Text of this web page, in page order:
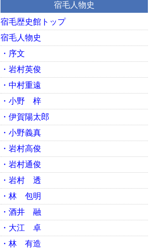
宿毛人物史
宿毛歴史館トップ
宿毛人物史
・序文
・岩村英俊
・中村重遠
・小野 梓
・伊賀陽太郎
・小野義真
・岩村高俊
・岩村通俊
・岩村 透
・林 包明
・酒井 融
・大江 卓
・林 有造